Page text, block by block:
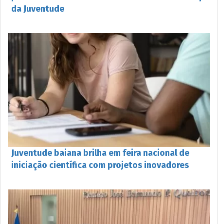
da Juventude
Juventude baiana brilha em feira nacional de
iniciação científica com projetos inovadores